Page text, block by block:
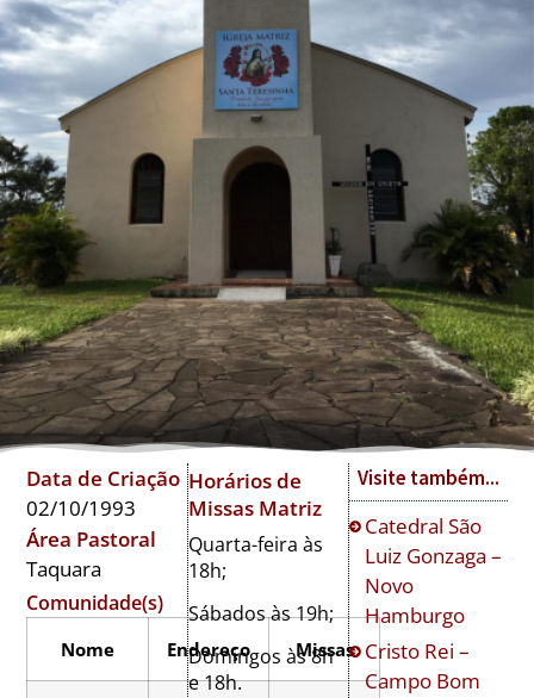
Data de Criação
02/10/1993
Área Pastoral
Taquara
Comunidade(s)
Nome Endereço Missas
Horários de
Missas Matriz
Quarta-feira às
18h;
Sábados às 19h;
Domingos às 8h
e 18h.
Visite também...
Catedral São
Luiz Gonzaga –
Novo
Hamburgo
Cristo Rei –
Campo Bom